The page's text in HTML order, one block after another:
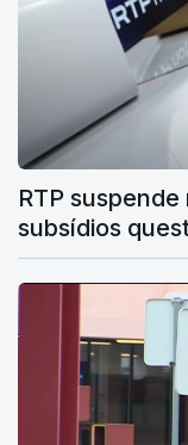
RTP
subsídios